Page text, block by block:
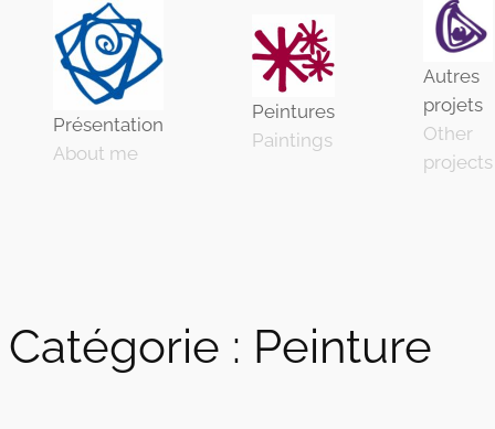
Présentation
About me
Peintures
Paintings
Autres
projets
Other
projects
Catégorie : Peinture